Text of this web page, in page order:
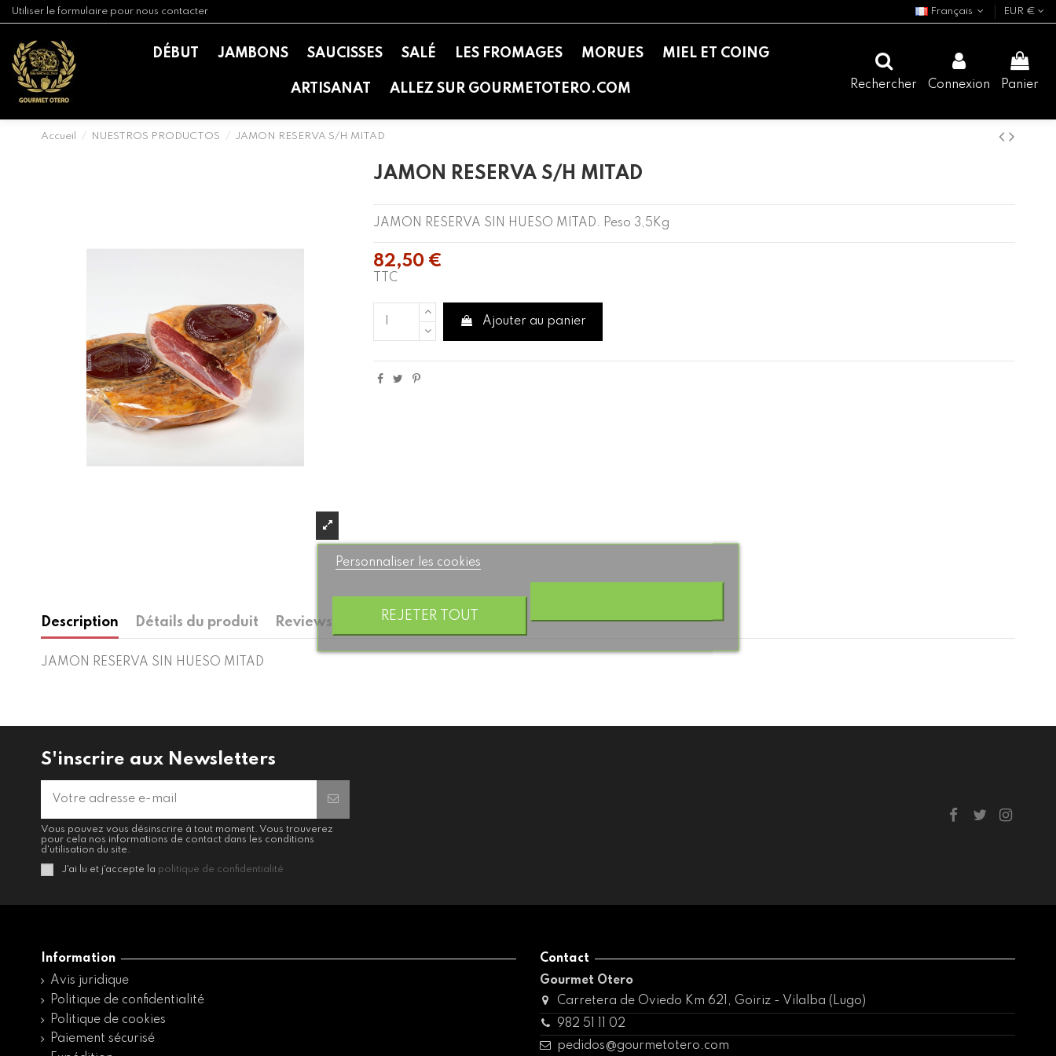
Utiliser le formulaire pour nous contacter Français EUR €
DÉBUT JAMBONS SAUCISSES SALÉ LES FROMAGES MORUES MIEL ET COING
ARTISANAT ALLEZ SUR GOURMETOTERO.COM Rechercher Connexion Panier
Accueil NUESTROS PRODUCTOS JAMON RESERVA S/H MITAD
JAMON RESERVA S/H MITAD
JAMON RESERVA SIN HUESO MITAD. Peso 3,5Kg
82,50 €
TTC
Ajouter au panier
Description Détails du produit Reviews
JAMON RESERVA SIN HUESO MITAD
S'inscrire aux Newsletters
Vous pouvez vous désinscrire à tout moment. Vous trouverez
pour cela nos informations de contact dans les conditions
d'utilisation du site.
J'ai lu et j'accepte la politique de confidentialité
Information
Avis juridique
Politique de confidentialité
Politique de cookies
Paiement sécurisé
Contact
Gourmet Otero
Carretera de Oviedo Km 621, Goiriz - Vilalba (Lugo)
982 51 11 02
pedidos@gourmetotero.com
Personnaliser les cookies
REJETER TOUT